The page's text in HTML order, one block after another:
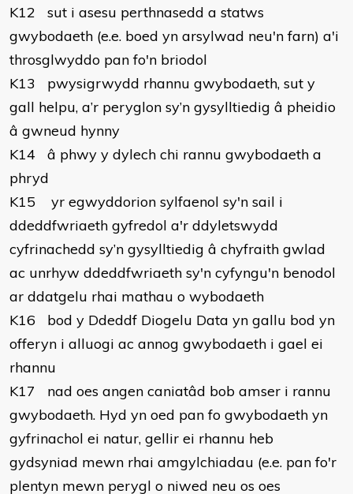
K12 sut i asesu perthnasedd a statws
gwybodaeth (e.e. boed yn arsylwad neu'n farn) a'i
throsglwyddo pan fo'n briodol
K13 pwysigrwydd rhannu gwybodaeth, sut y
gall helpu, a’r peryglon sy’n gysylltiedig â pheidio
â gwneud hynny
K14 â phwy y dylech chi rannu gwybodaeth a
phryd
K15 yr egwyddorion sylfaenol sy'n sail i
ddeddfwriaeth gyfredol a'r ddyletswydd
cyfrinachedd sy’n gysylltiedig â chyfraith gwlad
ac unrhyw ddeddfwriaeth sy'n cyfyngu'n benodol
ar ddatgelu rhai mathau o wybodaeth
K16 bod y Ddeddf Diogelu Data yn gallu bod yn
offeryn i alluogi ac annog gwybodaeth i gael ei
rhannu
K17 nad oes angen caniatâd bob amser i rannu
gwybodaeth. Hyd yn oed pan fo gwybodaeth yn
gyfrinachol ei natur, gellir ei rhannu heb
gydsyniad mewn rhai amgylchiadau (e.e. pan fo'r
plentyn mewn perygl o niwed neu os oes